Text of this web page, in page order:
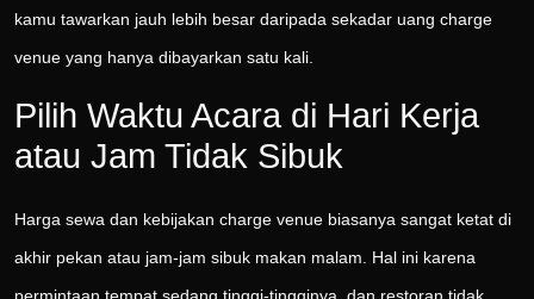
kamu tawarkan jauh lebih besar daripada sekadar uang charge
venue yang hanya dibayarkan satu kali.
Pilih Waktu Acara di Hari Kerja
atau Jam Tidak Sibuk
Harga sewa dan kebijakan charge venue biasanya sangat ketat di
akhir pekan atau jam-jam sibuk makan malam. Hal ini karena